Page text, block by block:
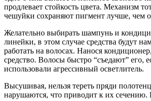
продлевает стойкость цвета. Механизм
чешуйки сохраняют пигмент лучше, чем
Желательно выбирать шампунь и
линейки, в этом случае средства будут
работать на волосах. Нанося
средство. Волосы быстро “съедают” его,
использовали агрессивный осветлитель.
Высушивая, нельзя тереть пряди
нарушаются, что приводит к их сечению.